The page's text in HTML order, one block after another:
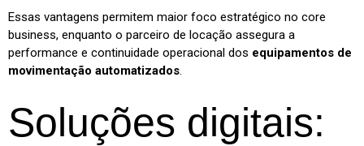
Essas vantagens permitem maior foco estratégico no core
business, enquanto o parceiro de locação assegura a
performance e continuidade operacional dos equipamentos de
movimentação automatizados.
Soluções digitais: